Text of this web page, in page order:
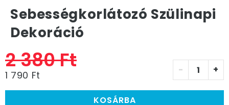
Sebességkorlátozó Szülinapi
Dekoráció
2 380 Ft
1 790 Ft - +
KOSÁRBA